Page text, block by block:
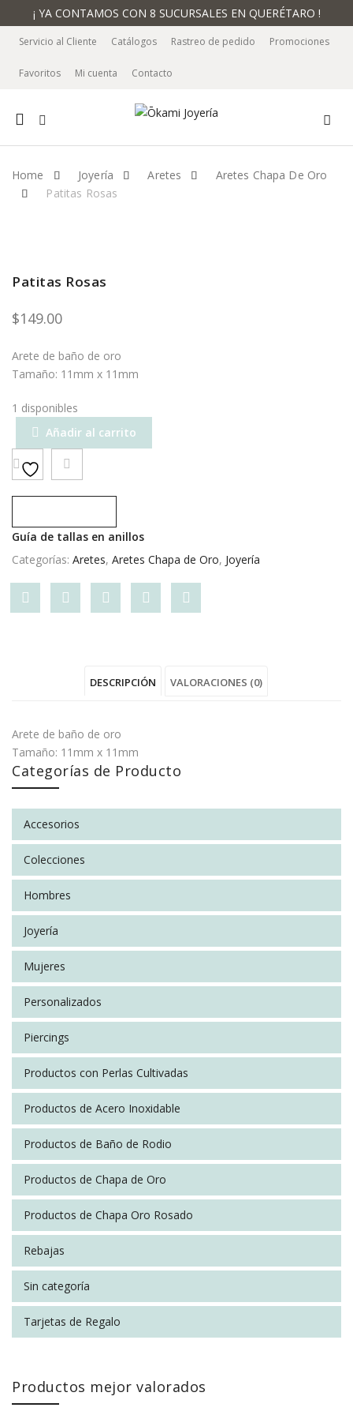
¡ YA CONTAMOS CON 8 SUCURSALES EN QUERÉTARO !
Servicio al Cliente Catálogos Rastreo de pedido Promociones
Favoritos Mi cuenta Contacto
Mobile
navigation
Home Joyería Aretes
Aretes Chapa De Oro
Patitas Rosas
Patitas Rosas
$149.00
Arete de baño de oro
Tamaño: 11mm x 11mm
1 disponibles
Añadir al carrito
Guía de tallas en anillos
Categorías: Aretes, Aretes Chapa de Oro, Joyería
Share
Post
Rosas"
Twitter
Share
on
Plus
Pin
on
Share
on
DESCRIPCIÓN VALORACIONES (0)
Arete de baño de oro
Tamaño: 11mm x 11mm
No hay valoraciones aún.
You must be
SOCIAL CONNECT:
Categorías de Producto
Accesorios
Colecciones
Hombres
Joyería
Mujeres
Personalizados
Piercings
Productos con Perlas Cultivadas
Productos de Acero Inoxidable
Productos de Baño de Rodio
Productos de Chapa de Oro
Productos de Chapa Oro Rosado
Rebajas
Sin categoría
Tarjetas de Regalo
Productos mejor valorados